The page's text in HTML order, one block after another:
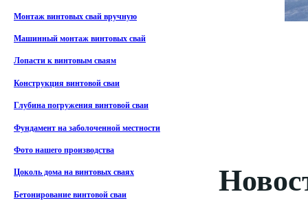
Монтаж винтовых свай вручную
Машинный монтаж винтовых свай
Лопасти к винтовым сваям
Конструкция винтовой сваи
Глубина погружения винтовой сваи
Фундамент на заболоченной местности
Фото нашего производства
Цоколь дома на винтовых сваях
Бетонирование винтовой сваи